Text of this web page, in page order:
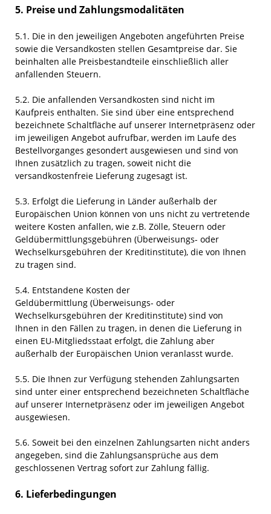
5. Preise und Zahlungsmodalitäten
5.1. Die in den jeweiligen Angeboten angeführten Preise
sowie die Versandkosten stellen Gesamtpreise dar. Sie
beinhalten alle Preisbestandteile einschließlich aller
anfallenden Steuern.
5.2. Die anfallenden Versandkosten sind nicht im
Kaufpreis enthalten. Sie sind über eine entsprechend
bezeichnete Schaltfläche auf unserer Internetpräsenz oder
im jeweiligen Angebot aufrufbar, werden im Laufe des
Bestellvorganges gesondert ausgewiesen und sind von
Ihnen zusätzlich zu tragen, soweit nicht die
versandkostenfreie Lieferung zugesagt ist.
5.3. Erfolgt die Lieferung in Länder außerhalb der
Europäischen Union können von uns nicht zu vertretende
weitere Kosten anfallen, wie z.B. Zölle, Steuern oder
Geldübermittlungsgebühren (Überweisungs- oder
Wechselkursgebühren der Kreditinstitute), die von Ihnen
zu tragen sind.
5.4. Entstandene Kosten der
Geldübermittlung (Überweisungs- oder
Wechselkursgebühren der Kreditinstitute) sind von
Ihnen in den Fällen zu tragen, in denen die Lieferung in
einen EU-Mitgliedsstaat erfolgt, die Zahlung aber
außerhalb der Europäischen Union veranlasst wurde.
5.5. Die Ihnen zur Verfügung stehenden Zahlungsarten
sind unter einer entsprechend bezeichneten Schaltfläche
auf unserer Internetpräsenz oder im jeweiligen Angebot
ausgewiesen.
5.6. Soweit bei den einzelnen Zahlungsarten nicht anders
angegeben, sind die Zahlungsansprüche aus dem
geschlossenen Vertrag sofort zur Zahlung fällig.
6. Lieferbedingungen